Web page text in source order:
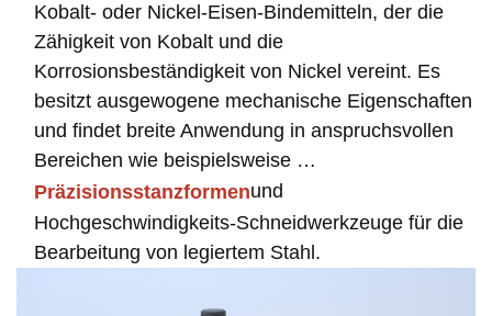
Kobalt- oder Nickel-Eisen-Bindemitteln, der die
Zähigkeit von Kobalt und die
Korrosionsbeständigkeit von Nickel vereint. Es
besitzt ausgewogene mechanische Eigenschaften
und findet breite Anwendung in anspruchsvollen
Bereichen wie beispielsweise …
Präzisionsstanzformenund
Hochgeschwindigkeits-Schneidwerkzeuge für die
Bearbeitung von legiertem Stahl.